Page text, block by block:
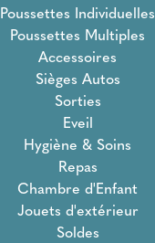
Poussettes Individuelles
Poussettes Multiples
Accessoires
Sièges Autos
Sorties
Eveil
Hygiène & Soins
Repas
Chambre d'Enfant
Jouets d'extérieur
Soldes